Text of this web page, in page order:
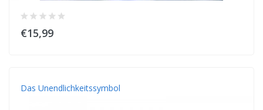
€15,99
Das Unendlichkeitssymbol